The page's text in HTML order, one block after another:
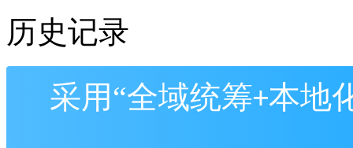
历史记录
采用 “全域统筹+本地